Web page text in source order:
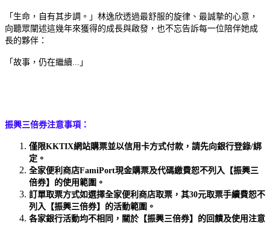
「生命，自有其步調。」林逸欣透過最舒服的旋律、最誠摯的心意，
向聽眾闡述這幾年來獲得的成長與啟發，也不忘告訴每一位陪伴她成
長的夥伴：
「故事，仍在繼續...」
振興三倍券注意事項：
僅限KKTIX網站購票並以信用卡方式付款，請先向銀行登錄/綁
定。
全家便利商店FamiPort現金購票及代碼繳費恕不列入【振興三
倍券】的使用範圍。
訂單取票方式如選擇全家便利商店取票，其30元取票手續費恕不
列入【振興三倍券】的活動範圍。
各家銀行活動均不相同，關於【振興三倍券】的回饋及使用注意